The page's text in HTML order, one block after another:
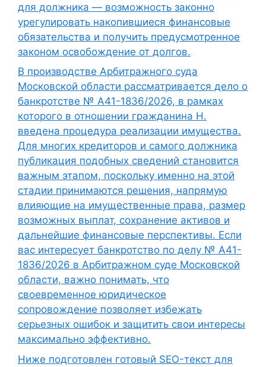
для должника — возможность законно
урегулировать накопившиеся финансовые
обязательства и получить предусмотренное
законом освобождение от долгов.
В производстве Арбитражного суда
Московской области рассматривается дело о
банкротстве № А41-1836/2026, в рамках
которого в отношении гражданина Н.
введена процедура реализации имущества.
Для многих кредиторов и самого должника
публикация подобных сведений становится
важным этапом, поскольку именно на этой
стадии принимаются решения, напрямую
влияющие на имущественные права, размер
возможных выплат, сохранение активов и
дальнейшие финансовые перспективы. Если
вас интересует банкротство по делу № А41-
1836/2026 в Арбитражном суде Московской
области, важно понимать, что
своевременное юридическое
сопровождение позволяет избежать
серьезных ошибок и защитить свои интересы
максимально эффективно.
Ниже подготовлен готовый SEO-текст для